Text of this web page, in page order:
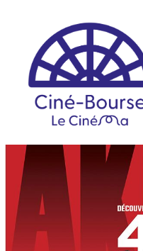
FILMS ET HORAIRES
ÉVÉNEMENTS
SCOLAIRES